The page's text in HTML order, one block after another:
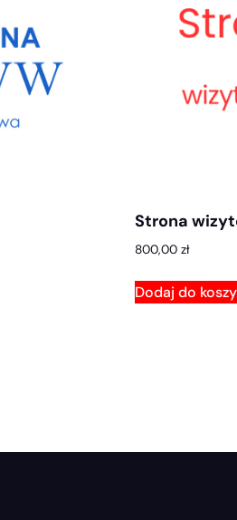
Strona
800,00zł
Dodaj do